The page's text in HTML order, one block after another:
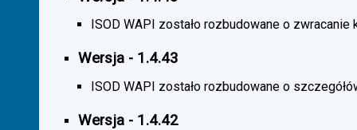
ISOD WAPI zostało rozbudowane o
Wersja - 1.4.43
ISOD WAPI zostało rozbudowane o
Wersja - 1.4.42